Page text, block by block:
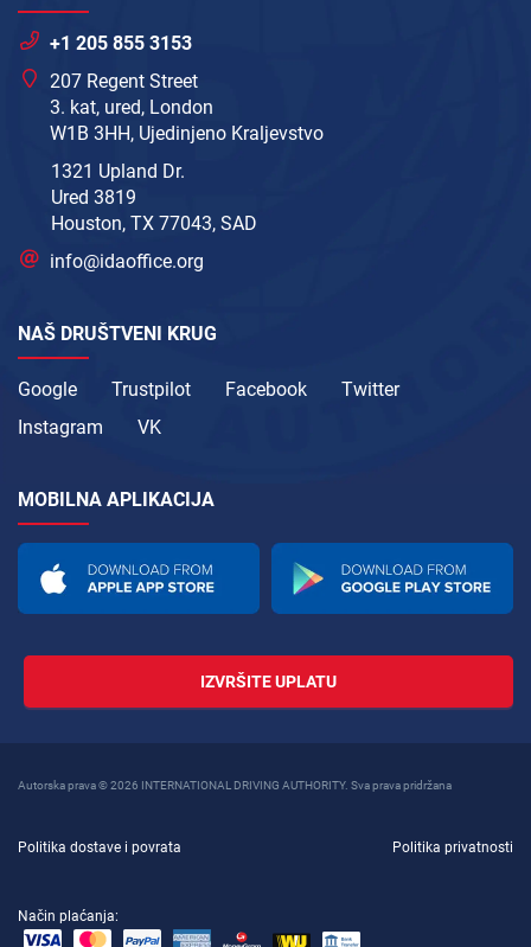
+1 205 855 3153
207 Regent Street
3. kat, ured, London
W1B 3HH, Ujedinjeno Kraljevstvo
1321 Upland Dr.
Ured 3819
Houston, TX 77043, SAD
info@idaoffice.org
NAŠ DRUŠTVENI KRUG
Google Trustpilot Facebook
Twitter
Instagram
VK
MOBILNA APLIKACIJA
IZVRŠITE UPLATU
Autorska prava © 2026 INTERNATIONAL DRIVING AUTHORITY. Sva prava pridržana
Politika dostave i povrata Politika privatnosti
Način plaćanja: